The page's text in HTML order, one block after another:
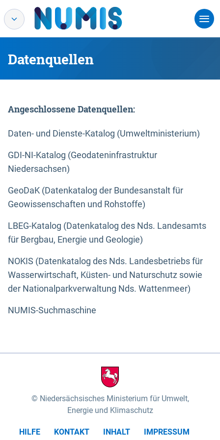
Datenquellen
Angeschlossene Datenquellen:
Daten- und Dienste-Katalog (Umweltministerium)
GDI-NI-Katalog (Geodateninfrastruktur
Niedersachsen)
GeoDaK (Datenkatalog der Bundesanstalt für
Geowissenschaften und Rohstoffe)
LBEG-Katalog (Datenkatalog des Nds. Landesamts
für Bergbau, Energie und Geologie)
NOKIS (Datenkatalog des Nds. Landesbetriebs für
Wasserwirtschaft, Küsten- und Naturschutz sowie
der Nationalparkverwaltung Nds. Wattenmeer)
NUMIS-Suchmaschine
Niedersächsisches Ministerium für Umwelt,
Energie und Klimaschutz
HILFE KONTAKT INHALT
IMPRESSUM